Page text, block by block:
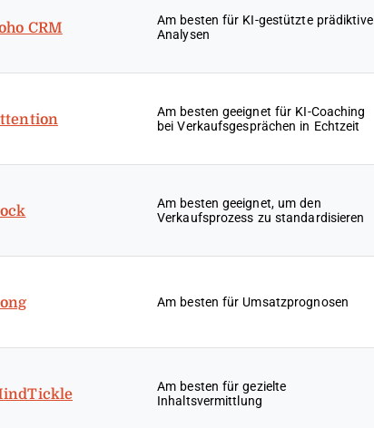
CRM
Am besten für KI-gestützte prädiktive
Analysen
Am besten geeignet für KI-Coaching
bei Verkaufsgesprächen in Echtzeit
Am besten geeignet, um den
Verkaufsprozess zu standardisieren
Am besten für Umsatzprognosen
Am besten für gezielte
Inhaltsvermittlung